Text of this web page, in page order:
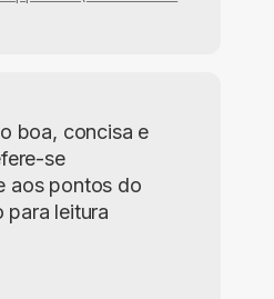
boa, concisa e
se
aos pontos do
para leitura